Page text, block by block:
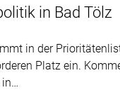
in Bad Tölz
in der
Platz ein.
in…